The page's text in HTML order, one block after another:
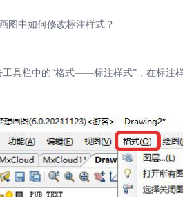
图中如何修改标注样式？
工具栏中的“格式——标注样式”，在标注